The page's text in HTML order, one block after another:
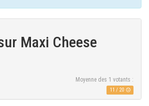
Maxi Cheese
Moyenne des 1 votants :
11 / 20